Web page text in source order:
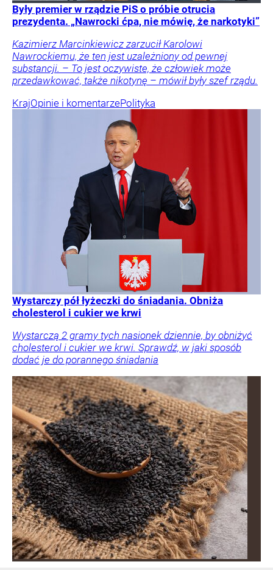
Były premier w rządzie PiS o próbie otrucia
prezydenta. „Nawrocki ćpa, nie mówię, że narkotyki”
Kazimierz Marcinkiewicz zarzucił Karolowi
Nawrockiemu, że ten jest uzależniony od pewnej
substancji. – To jest oczywiste, że człowiek może
przedawkować, także nikotynę – mówił były szef rządu.
KrajOpinie i komentarzePolityka
Wystarczy pół łyżeczki do śniadania. Obniża
cholesterol i cukier we krwi
Wystarczą 2 gramy tych nasionek dziennie, by obniżyć
cholesterol i cukier we krwi. Sprawdź, w jaki sposób
dodać je do porannego śniadania